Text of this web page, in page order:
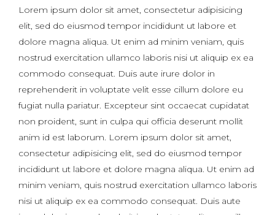
Lorem ipsum dolor sit amet, consectetur adipisicing
elit, sed do eiusmod tempor incididunt ut labore et
dolore magna aliqua. Ut enim ad minim veniam, quis
nostrud exercitation ullamco laboris nisi ut aliquip ex ea
commodo consequat. Duis aute irure dolor in
reprehenderit in voluptate velit esse cillum dolore eu
fugiat nulla pariatur. Excepteur sint occaecat cupidatat
non proident, sunt in culpa qui officia deserunt mollit
anim id est laborum. Lorem ipsum dolor sit amet,
consectetur adipisicing elit, sed do eiusmod tempor
incididunt ut labore et dolore magna aliqua. Ut enim ad
minim veniam, quis nostrud exercitation ullamco laboris
nisi ut aliquip ex ea commodo consequat. Duis aute